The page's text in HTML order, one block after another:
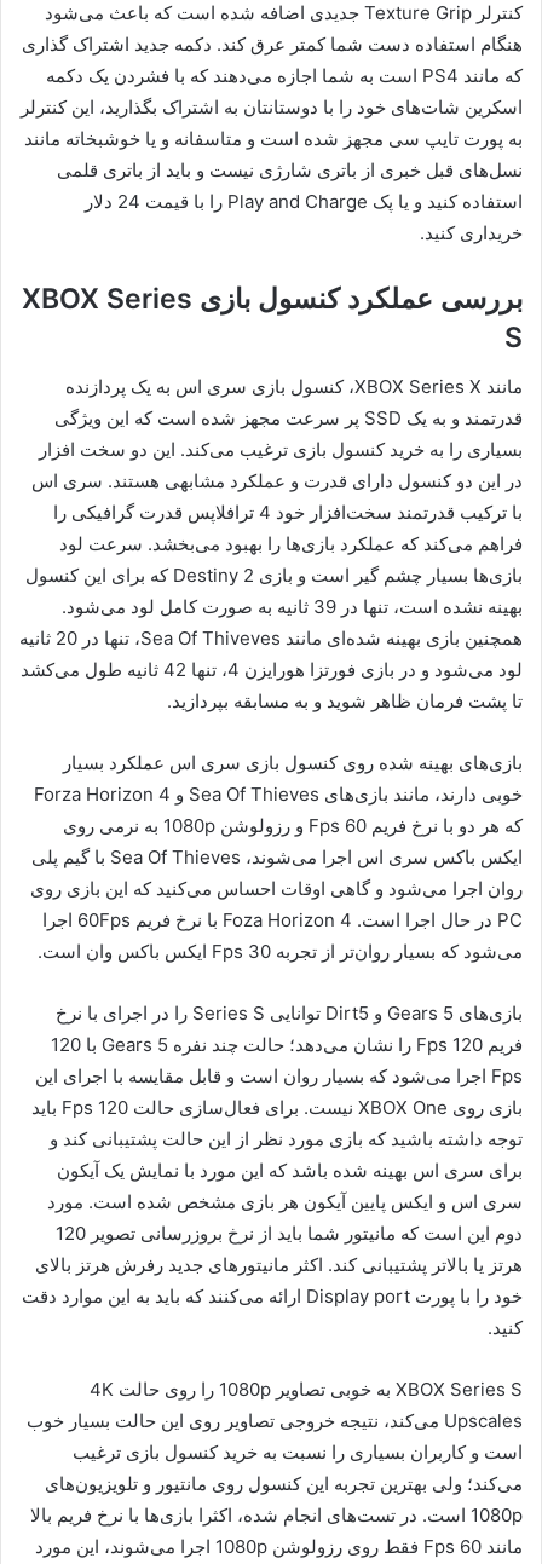
کنترلر Texture Grip جدیدی اضافه شده است که باعث می‌شود
هنگام استفاده دست شما کمتر عرق کند. دکمه جدید اشتراک گذاری
که مانند PS4 است به شما اجازه می‌دهند که با فشردن یک دکمه
اسکرین شات‌های خود را با دوستانتان به اشتراک بگذارید، این کنترلر
به پورت تایپ سی مجهز شده است و متاسفانه و یا خوشبخاته مانند
نسل‌های قبل خبری از باتری شارژی نیست و باید از باتری قلمی
استفاده کنید و یا پک Play and Charge را با قیمت 24 دلار
خریداری کنید.
بررسی عملکرد کنسول بازی XBOX Series
S
مانند XBOX Series X، کنسول بازی سری اس به یک پردازنده
قدرتمند و به یک SSD پر سرعت مجهز شده است که این ویژگی
بسیاری را به خرید کنسول بازی ترغیب می‌کند. این دو سخت افزار
در این دو کنسول دارای قدرت و عملکرد مشابهی هستند. سری اس
با ترکیب قدرتمند سخت‌افزار خود 4 ترافلاپس قدرت گرافیکی را
فراهم می‌کند که عملکرد بازی‌ها را بهبود می‌بخشد. سرعت لود
بازی‌ها بسیار چشم گیر است و بازی Destiny 2 که برای این کنسول
بهینه نشده است، تنها در 39 ثانیه به صورت کامل لود می‌شود.
همچنین بازی‌‌ بهینه شده‌ای مانند Sea Of Thiveves، تنها در 20 ثانیه
لود می‌شود و در بازی فورتزا هورایزن 4، تنها 42 ثانیه طول می‌کشد
تا پشت فرمان ظاهر شوید و به مسابقه بپردازید.
بازی‌های بهینه شده روی کنسول بازی سری اس عملکرد بسیار
خوبی دارند، مانند بازی‌های Sea Of Thieves و Forza Horizon 4
که هر دو با نرخ فریم 60 Fps و رزولوشن 1080p به نرمی روی
ایکس باکس سری اس اجرا می‌شوند، Sea Of Thieves با گیم پلی
روان اجرا می‌شود و گاهی اوقات احساس می‌کنید که این بازی روی
PC در حال اجرا است. Foza Horizon 4 با نرخ فریم 60Fps اجرا
می‌شود که بسیار روان‌تر از تجربه 30 Fps ایکس باکس وان است.
بازی‌های Gears 5 و Dirt5 توانایی Series S را در اجرای با نرخ
فریم 120 Fps را نشان می‌دهد؛ حالت چند نفره Gears 5 با 120
Fps اجرا می‌شود که بسیار روان است و قابل مقایسه با اجرای این
بازی روی XBOX One نیست. برای فعال‌سازی حالت 120 Fps باید
توجه داشته باشید که بازی‌ مورد نظر از این حالت پشتیبانی کند و
برای سری اس بهینه شده باشد که این مورد با نمایش یک آیکون
سری اس و ایکس پایین آیکون هر بازی مشخص شده است. مورد
دوم این است که مانیتور شما باید از نرخ بروزرسانی تصویر 120
هرتز یا بالاتر پشتیبانی کند. اکثر مانیتور‌های جدید رفرش هرتز بالای
خود را با پورت Display port ارائه می‌کنند که باید به این موارد دقت
کنید.
XBOX Series S به خوبی تصاویر 1080p را روی حالت 4K
Upscales می‌کند، نتیجه خروجی تصاویر روی این حالت بسیار خوب
است و کاربران بسیاری را نسبت به خرید کنسول بازی ترغیب
می‌کند؛ ولی بهترین تجربه این کنسول روی مانتیور و تلویزیون‌های
1080p است. در تست‌های انجام شده، اکثرا بازی‌ها با نرخ فریم بالا
مانند 60 Fps فقط روی رزولوشن 1080p اجرا می‌شوند، این مورد